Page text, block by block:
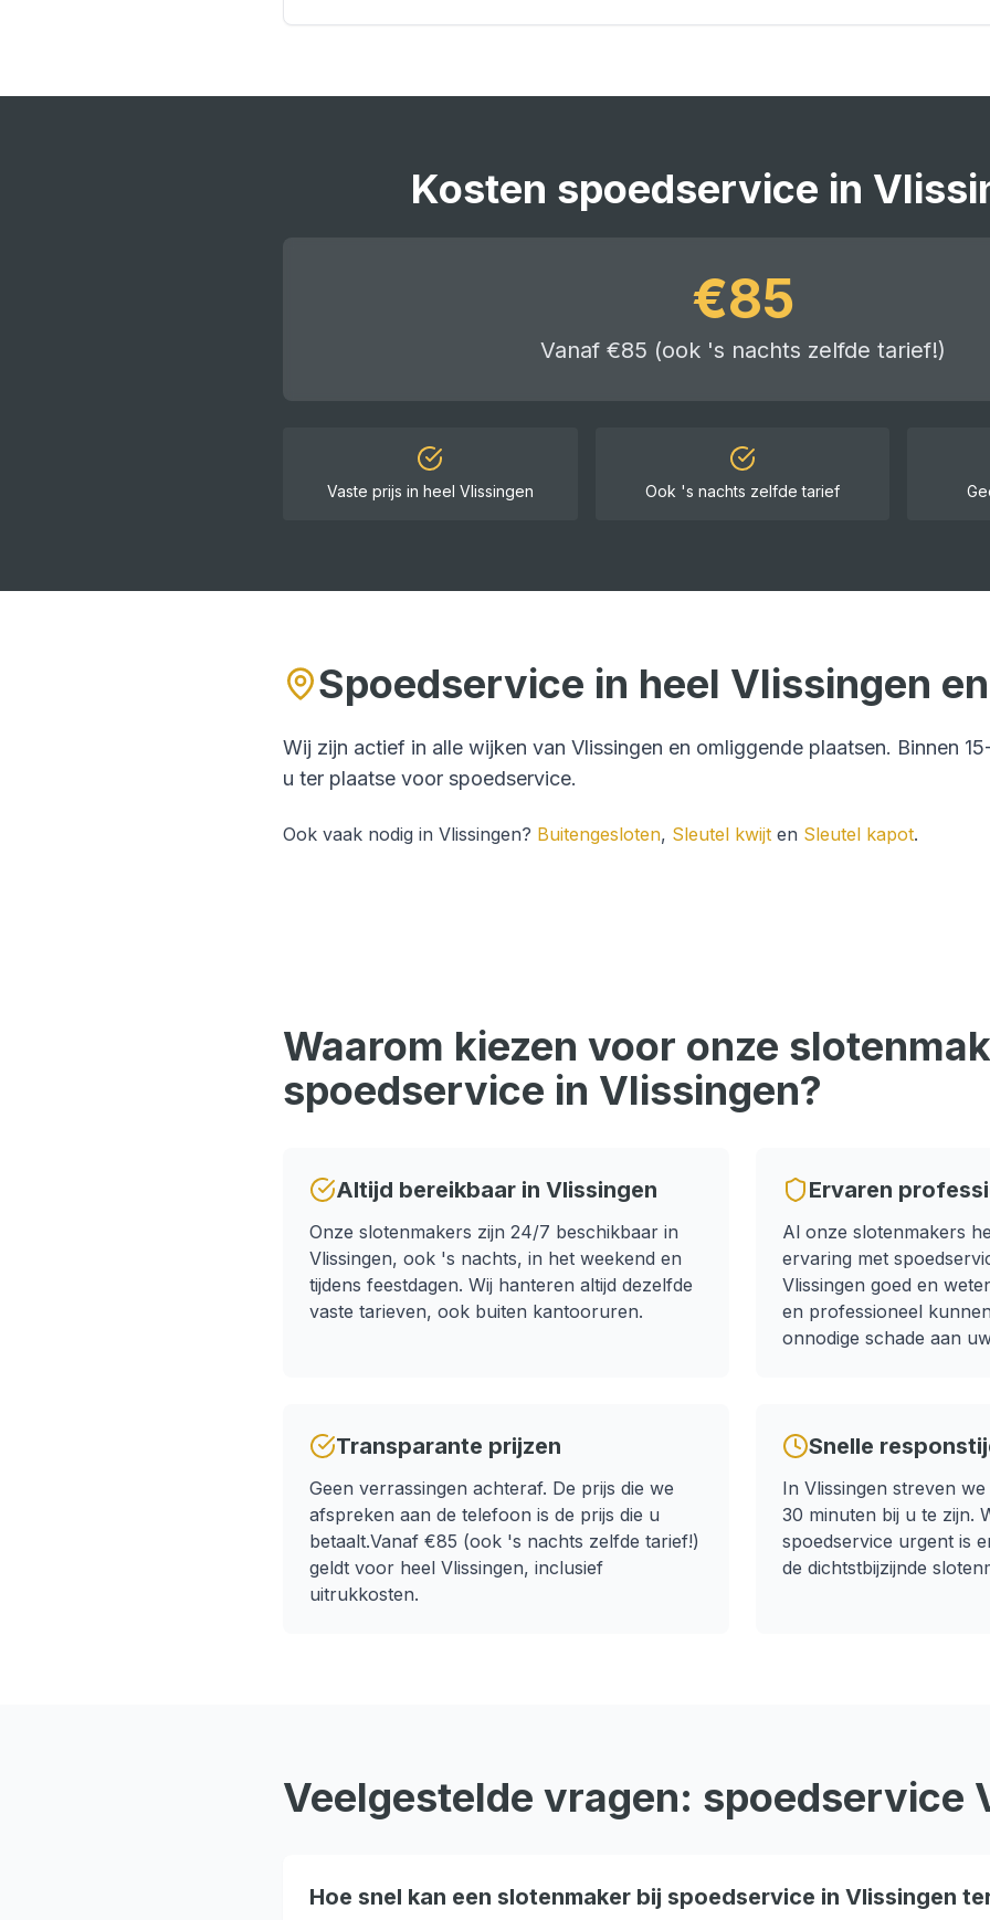
Kosten spoedservice in
€85
Vanaf €85 (ook 's nachts zelfde tarief!)
Vaste prijs in heel Vlissingen Ook 's nachts zelfde tarief
Spoedservice in heel Vlissingen
Wij zijn actief in alle wijken van Vlissingen en omliggende plaatsen. Binnen
u ter plaatse voor spoedservice.
Ook vaak nodig in Vlissingen? Buitengesloten, Sleutel kwijt en Sleutel kapot.
Waarom kiezen voor onze
spoedservice in Vlissingen?
Altijd bereikbaar in Vlissingen
Onze slotenmakers zijn 24/7 beschikbaar in
Vlissingen, ook 's nachts, in het weekend en
tijdens feestdagen. Wij hanteren altijd dezelfde
vaste tarieven, ook buiten kantooruren.
Ervaren
Al onze slotenmakers
ervaring met
Vlissingen goed en
en professioneel
onnodige schade aan
Transparante prijzen
Geen verrassingen achteraf. De prijs die we
afspreken aan de telefoon is de prijs die u
betaalt.Vanaf €85 (ook 's nachts zelfde tarief!)
geldt voor heel Vlissingen, inclusief
uitrukkosten.
Snelle
In Vlissingen streven
30 minuten bij u te zijn.
spoedservice urgent is
de dichtstbijzijnde
Veelgestelde vragen: spoedservice
Hoe snel kan een slotenmaker bij spoedservice in Vlissingen